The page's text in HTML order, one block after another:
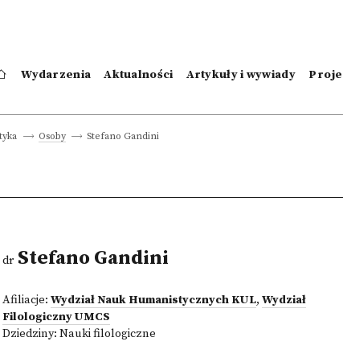
Wydarzenia Aktualności Artykuły i wywiady
Osoby Stefano Gandini
drStefano Gandini
Afiliacje: Wydział Nauk Humanistycznych KUL, Wydział
Filologiczny UMCS
Dziedziny: Nauki filologiczne